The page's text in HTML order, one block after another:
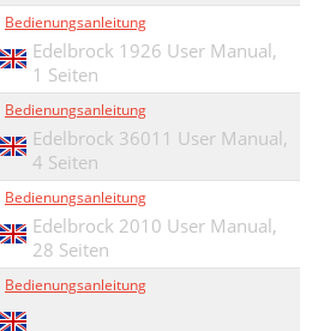
Bedienungsanleitung
Edelbrock 1926 User Manual,
1 Seiten
Bedienungsanleitung
Edelbrock 36011 User Manual,
4 Seiten
Bedienungsanleitung
Edelbrock 2010 User Manual,
28 Seiten
Bedienungsanleitung